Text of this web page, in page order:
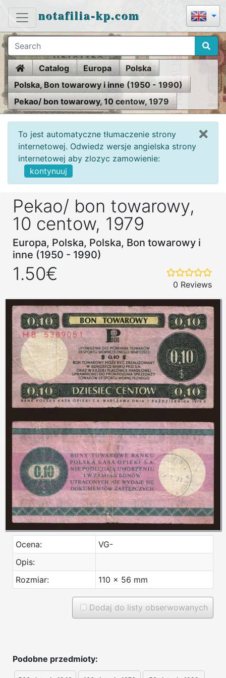
notafilia-kp.com
HomeCatalog Europa
Polska
Polska, Bon towarowy i inne (1950 - 1990)
Pekao/ bon towarowy, 10 centow, 1979
To jest automatyczne tłumaczenie strony
internetowej. Odwiedz wersje angielska strony
internetowej aby zlozyc zamowienie:
kontynuuj
Pekao/ bon towarowy,
10 centow, 1979
Europa, Polska, Polska, Bon towarowy i
inne (1950 - 1990)
1.50€
0 Reviews
Ocena:
VG-
Opis:
Rozmiar:
110 x 56 mm
Dodaj do listy obserwowanych
Podobne przedmioty: